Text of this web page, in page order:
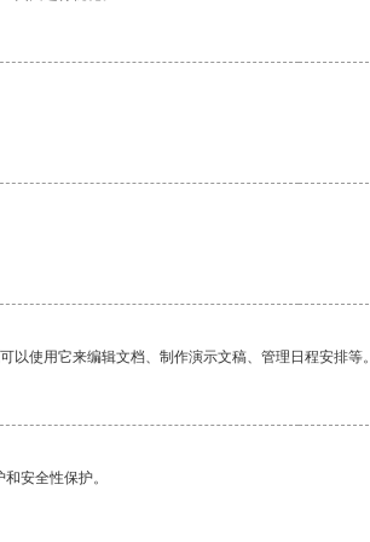
使用它来编辑文档、制作演示文稿、管理日程安排等。
安全性保护。